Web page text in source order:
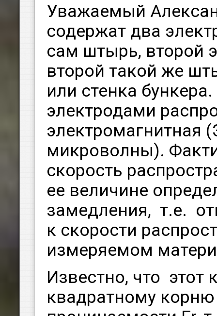
Уважаемый
содержат два
сам штырь, второй
второй такой же
или стенка
электродами
электромагнитная
микроволны).
скорость
ее величине
замедления, т.е.
к скорости
измеряемом
Известно, что
квадратному